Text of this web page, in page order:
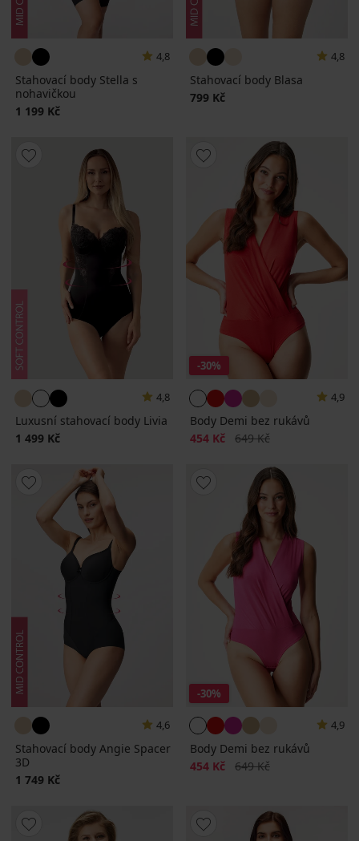
4,8
Stahovací body Stella s
nohavičkou
1 199 Kč
4,8
Stahovací body Blasa
799 Kč
4,8
Luxusní stahovací body Livia
1 499 Kč
-30%
4,9
Body Demi bez rukávů
Sleva
454 Kč Původní cena
649 Kč
4,6
Stahovací body Angie Spacer
3D
1 749 Kč
-30%
4,9
Body Demi bez rukávů
Sleva
454 Kč Původní cena
649 Kč